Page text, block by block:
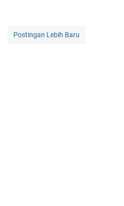
Postingan Lebih Baru